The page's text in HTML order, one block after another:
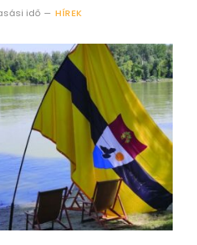
idő HÍREK